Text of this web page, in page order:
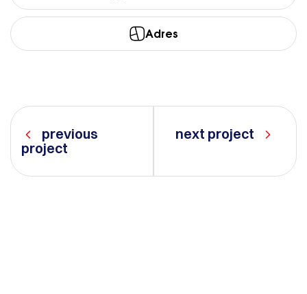
Adres
previous
project
next project